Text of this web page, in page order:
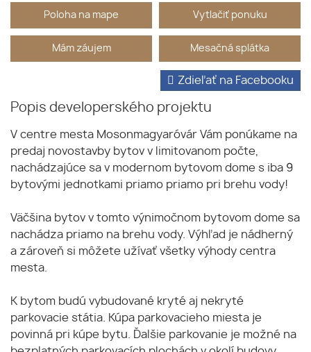
Poloha na mape Vytlačiť ponuku
Mám záujem Mesačná splátka
Popis developerského projektu
Zdieľať na Facebooku
V centre mesta Mosonmagyaróvár Vám ponúkame na
predaj novostavby bytov v limitovanom počte,
nachádzajúce sa v modernom bytovom dome s iba 9
bytovými jednotkami priamo priamo pri brehu vody!
Väčšina bytov v tomto výnimočnom bytovom dome sa
nachádza priamo na brehu vody. Výhľad je nádherný
a zároveň si môžete užívať všetky výhody centra
mesta.
K bytom budú vybudované kryté aj nekryté
parkovacie státia. Kúpa parkovacieho miesta je
povinná pri kúpe bytu. Ďalšie parkovanie je možné na